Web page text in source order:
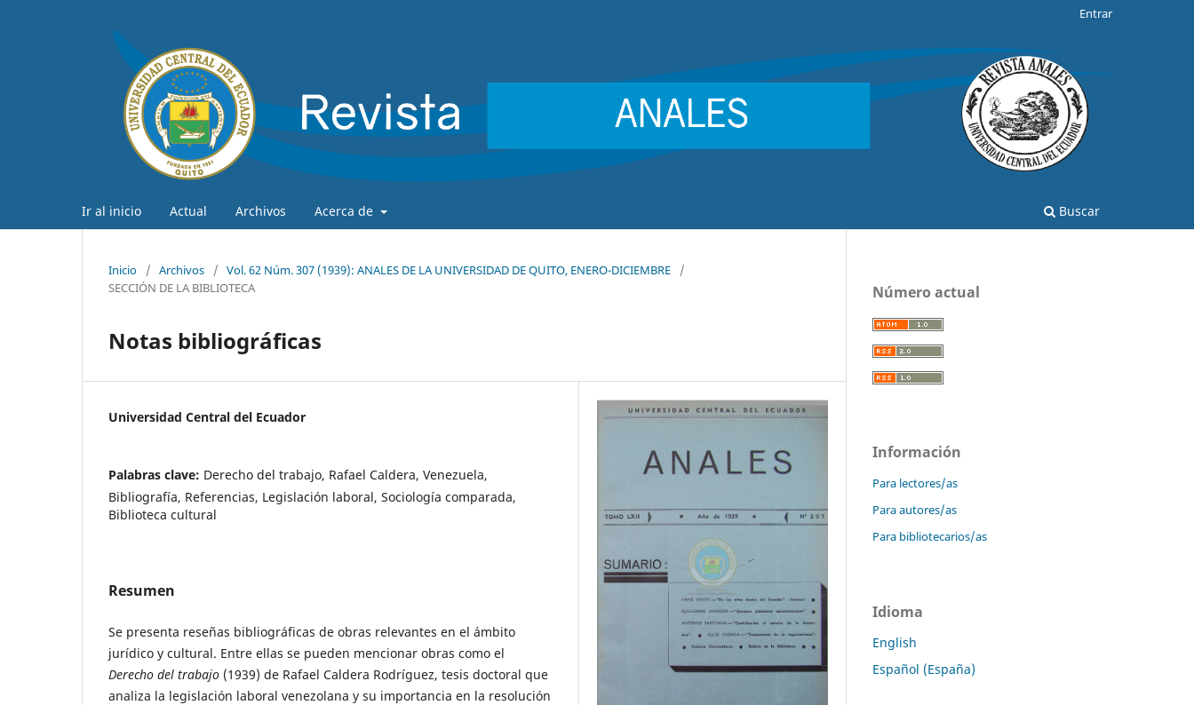
Ir al inicio Actual Archivos Acerca de Buscar
Entrar
Inicio / Archivos / Vol. 62 Núm. 307 (1939): ANALES DE LA UNIVERSIDAD DE QUITO, ENERO-DICIEMBRE
/
SECCIÓN DE LA BIBLIOTECA
Notas bibliográficas
Universidad Central del Ecuador
Palabras clave: Derecho del trabajo, Rafael Caldera, Venezuela,
Bibliografía, Referencias, Legislación laboral, Sociología comparada,
Biblioteca cultural
Resumen
Se presenta reseñas bibliográficas de obras relevantes en el ámbito
jurídico y cultural. Entre ellas se pueden mencionar obras como el
Derecho del trabajo (1939) de Rafael Caldera Rodríguez, tesis doctoral que
analiza la legislación laboral venezolana y su importancia en la resolución
Número actual
Información
Para lectores/as
Para autores/as
Para bibliotecarios/as
Idioma
English
Español (España)